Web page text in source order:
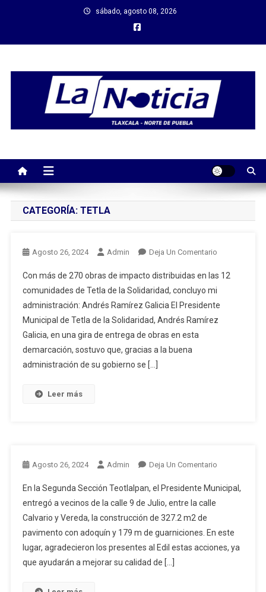
sábado, agosto 08, 2026
CATEGORÍA: TETLA
Agosto 26, 2024 Admin Deja Un ComentarioEn
Con más de 270 obras de impacto distribuidas en las 12
comunidades de Tetla de la Solidaridad, concluyo mi
administración: Andrés Ramírez Galicia El Presidente
Municipal de Tetla de la Solidaridad, Andrés Ramírez
Galicia, en una gira de entrega de obras en esta
demarcación, sostuvo que, gracias a la buena
administración de su gobierno se […]
Leer más
Agosto 26, 2024 Admin Deja Un Comentario
En la Segunda Sección Teotlalpan, el Presidente Municipal,
entregó a vecinos de la calle 9 de Julio, entre la calle
Calvario y Vereda, la construcción de 327.2 m2 de
pavimento con adoquín y 179 m de guarniciones. En este
lugar, agradecieron los presentes al Edil estas acciones, ya
que ayudarán a mejorar su calidad de […]